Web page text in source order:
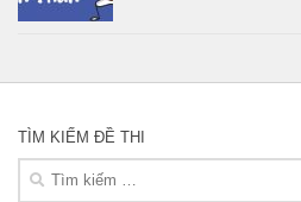
TÌM KIẾM ĐỀ THI
Tìm